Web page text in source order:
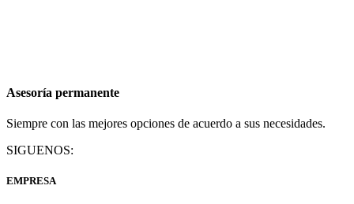
Asesoría permanente
Siempre con las mejores opciones de acuerdo a sus necesidades.
SIGUENOS:
EMPRESA